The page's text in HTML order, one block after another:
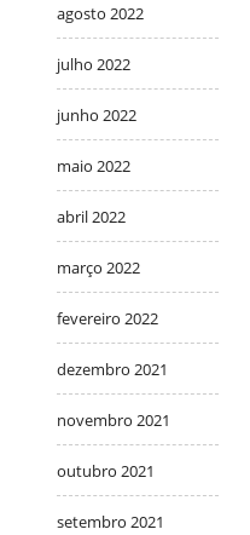
agosto 2022
julho 2022
junho 2022
maio 2022
abril 2022
março 2022
fevereiro 2022
dezembro 2021
novembro 2021
outubro 2021
setembro 2021